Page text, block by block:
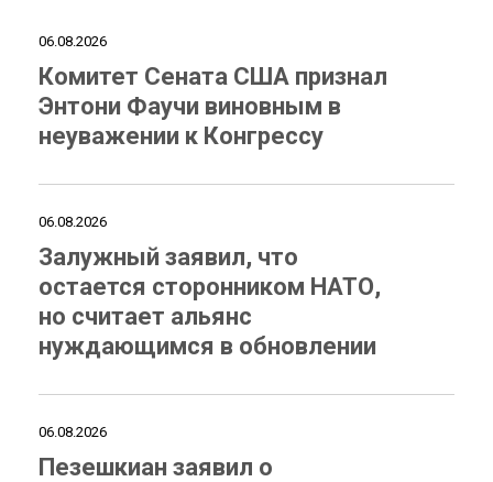
06.08.2026
Комитет Сената США признал
Энтони Фаучи виновным в
неуважении к Конгрессу
06.08.2026
Залужный заявил, что
остается сторонником НАТО,
но считает альянс
нуждающимся в обновлении
06.08.2026
Пезешкиан заявил о